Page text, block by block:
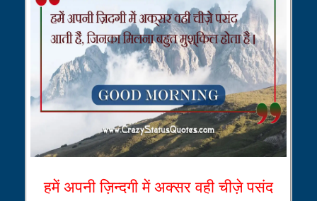
हमें अपनी ज़िन्दगी में अक्सर वही चीज़े पसंद